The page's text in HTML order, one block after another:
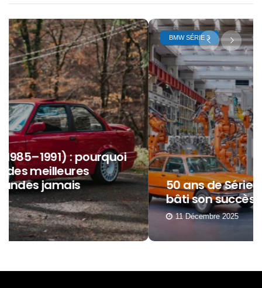
BMW SÉRIE 3
50 ans de Série 3 : comment BMW a
bâti son succès autour d’elle ?
11 Décembre 2025